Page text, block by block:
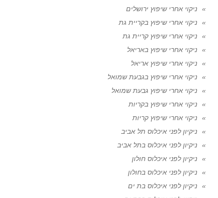
ניקוי אחרי שיפוץ ירושלים
ניקוי אחרי שיפוץ בקריית גת
ניקוי אחרי שיפוץ קריית גת
ניקוי אחרי שיפוץ באריאל
ניקוי אחרי שיפוץ אריאל
ניקוי אחרי שיפוץ בגבעת שמואל
ניקוי אחרי שיפוץ גבעת שמואל
ניקוי אחרי שיפוץ בקריות
ניקוי אחרי שיפוץ קריות
ניקיון לפני איכלוס תל אביב
ניקיון לפני איכלוס בתל אביב
ניקיון לפני איכלוס חולון
ניקיון לפני איכלוס בחולון
ניקיון לפני איכלוס בת ים